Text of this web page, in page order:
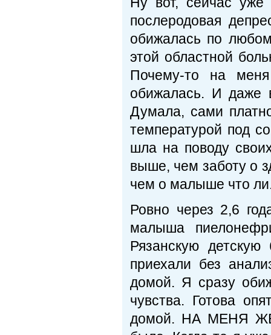
послеродовая
обижалась по
этой областной
Почему-то на
обижалась. И даже
Думала, сами
температурой под
шла на поводу
выше, чем заботу о
чем о малыше что
Ровно через 2,6
малыша
Рязанскую
приехали без
домой. Я сразу
чувства. Готова
домой. НА МЕНЯ